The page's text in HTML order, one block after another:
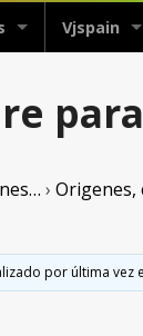
Vjspain
› Origenes,
por última vez